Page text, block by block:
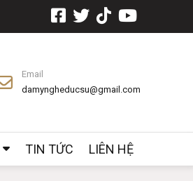
Email
damyngheducsu@gmail.com
TIN TỨC LIÊN HỆ